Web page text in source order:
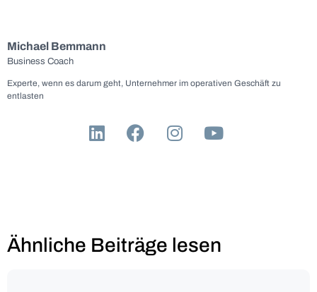
Michael Bemmann
Business Coach
Experte, wenn es darum geht, Unternehmer im operativen Geschäft zu
entlasten
Ähnliche Beiträge lesen